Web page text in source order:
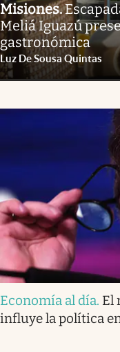
Misiones.
Meliá Iguazú
gastronómica
Luz De Sousa Quintas
Economía al día. El
influye la política